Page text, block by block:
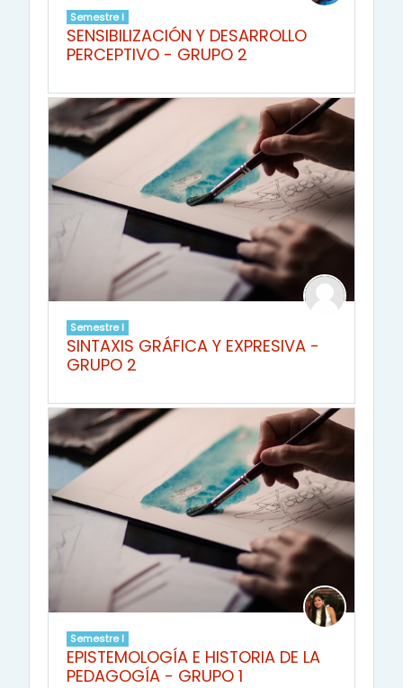
Semestre I
SENSIBILIZACIÓN Y DESARROLLO
PERCEPTIVO - GRUPO 2
Semestre I
SINTAXIS GRÁFICA Y EXPRESIVA -
GRUPO 2
Semestre I
EPISTEMOLOGÍA E HISTORIA DE LA
PEDAGOGÍA - GRUPO 1